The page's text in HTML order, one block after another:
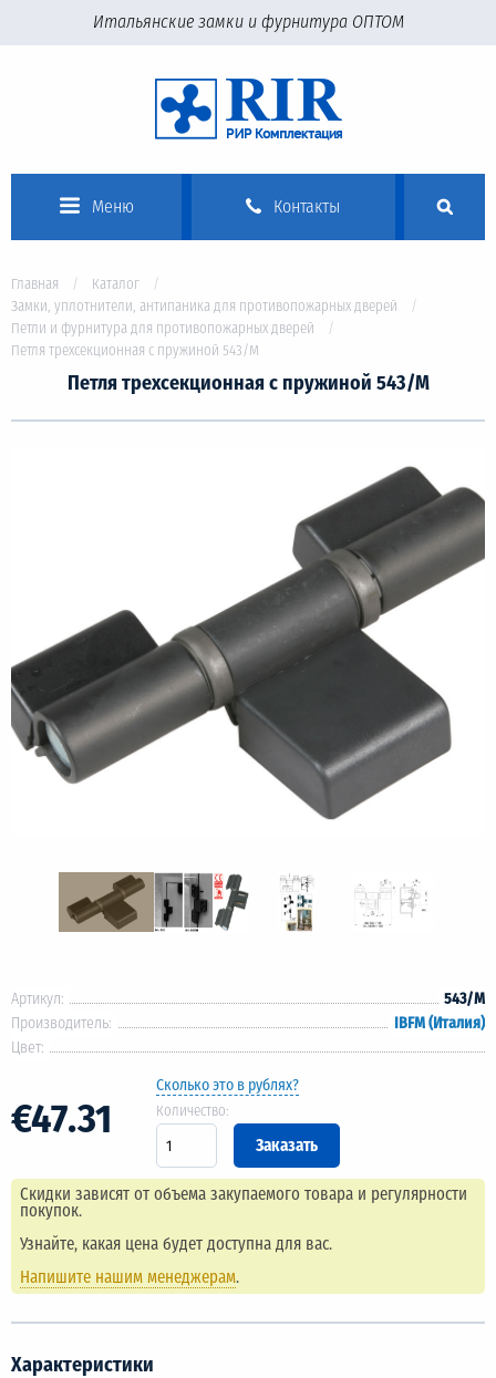
Итальянские замки и фурнитура ОПТОМ
Меню Контакты
Главная
Каталог
Замки, уплотнители, антипаника для противопожарных дверей
Петли и фурнитура для противопожарных дверей
Петля трехсекционная с пружиной 543/М
Петля трехсекционная с пружиной 543/М
Артикул:
543/M
Производитель:
IBFM (Италия)
Цвет:
€47.31
Сколько это в рублях?
Количество:
Скидки зависят от объема закупаемого товара и регулярности
покупок.
Узнайте, какая цена будет доступна для вас.
Напишите нашим менеджерам.
Характеристики